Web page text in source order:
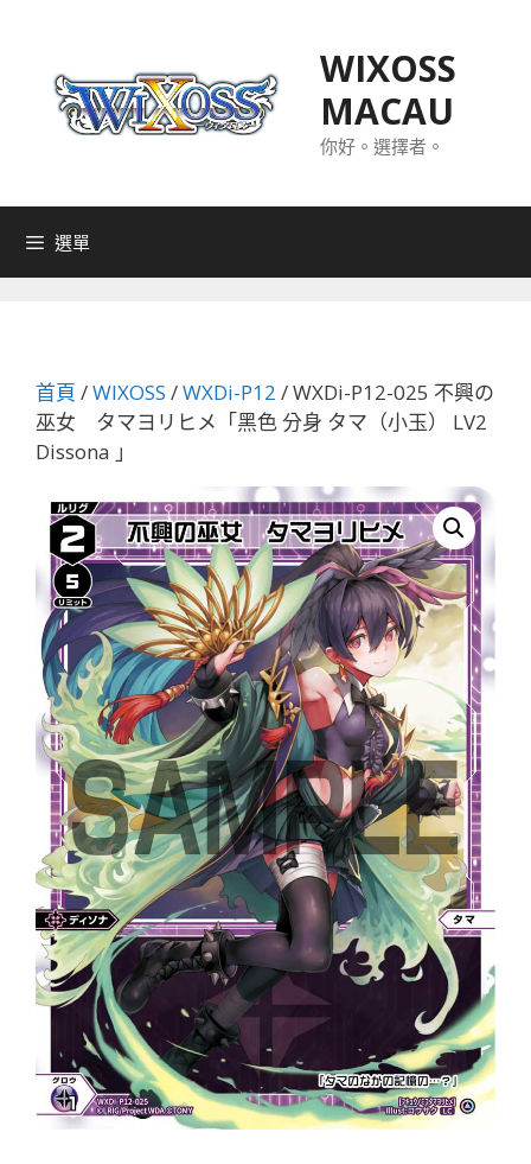
WIXOSS
MACAU
你好。選擇者。
選單
首頁 /WIXOSS /WXDi-P12 / WXDi-P12-025 不興の
巫女 タマヨリヒメ「黑色 分身 タマ（小玉） LV2
Dissona 」